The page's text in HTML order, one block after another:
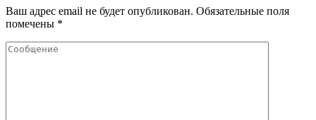
Ваш адрес email не будет опубликован. Обязательные поля
помечены *